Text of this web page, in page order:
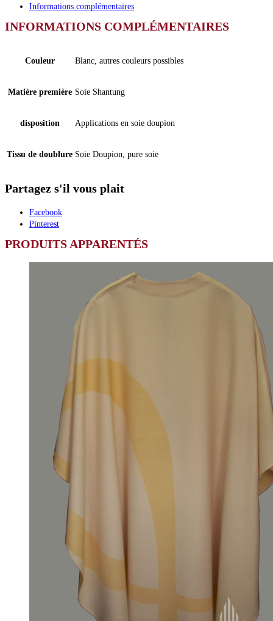
Informations complémentaires
INFORMATIONS COMPLÉMENTAIRES
Couleur Blanc, autres couleurs possibles
Matière première Soie Shantung
disposition Applications en soie doupion
Tissu de doublure Soie Doupion, pure soie
Partagez s'il vous plait
Facebook
Pinterest
PRODUITS APPARENTÉS